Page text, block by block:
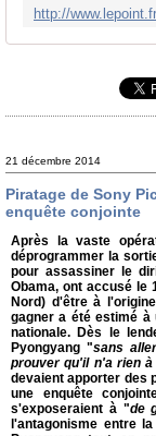
21 décembre 2014
Piratage de Sony
enquête conjointe
Après la vaste
déprogrammer la
pour assassiner le
Obama, ont accusé le
Nord) d'être à
gagner a été estimé
nationale. Dès le
Pyongyang "sans
prouver qu'il n'a rien
devaient apporter des
une enquête
s'exposeraient à "de
l'antagonisme entre